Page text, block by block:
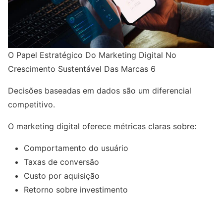
O Papel Estratégico Do Marketing Digital No
Crescimento Sustentável Das Marcas 6
Decisões baseadas em dados são um diferencial
competitivo.
O marketing digital oferece métricas claras sobre:
Comportamento do usuário
Taxas de conversão
Custo por aquisição
Retorno sobre investimento